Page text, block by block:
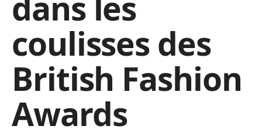
coulisses des
British Fashion
Awards